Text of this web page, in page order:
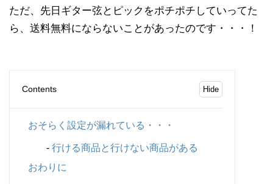
ただ、先日ギター弦とピックをポチポチしていってた
ら、送料無料にならないことがあったのです・・・！
Contents
おそらく設定が漏れている・・・
行ける商品と行けない商品がある
おわりに